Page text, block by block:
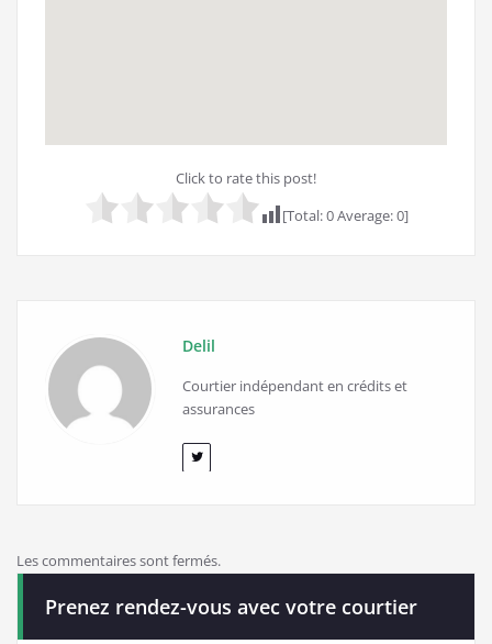
Click to rate this post!
[Total:0Average:0]
Delil
Courtier indépendant en crédits et
assurances
Les commentaires sont fermés.
Prenez rendez-vous avec votre courtier